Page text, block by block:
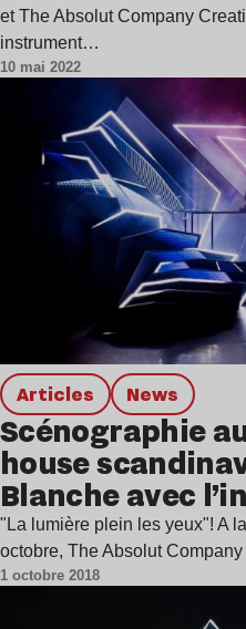
et The Absolut Company
instrument…
10 mai 2022
Articles news
Scénographie
house
Blanche avec
"La lumière plein les yeux"! A
octobre, The Absolut
1 octobre 2018